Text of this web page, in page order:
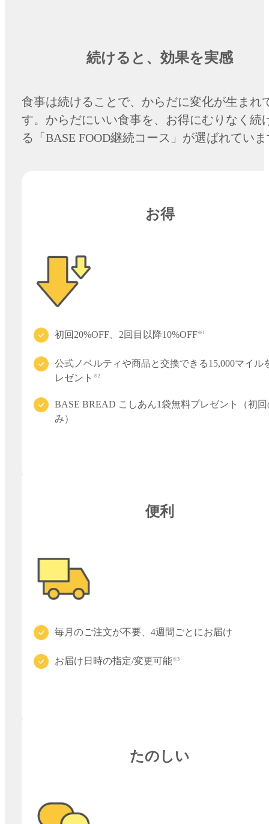
続けると、 効果を実感
食事は続けることで、からだに変化が生まれ
す。からだにいい食事を、お得にむりなく続
る「BASE FOOD継続コース」が選ばれてい
お得
初回20%OFF、2回目以降10%OFF※1
公式ノベルティや商品と交換できる15,000マイル
レゼント ※2
BASE BREAD こしあん1袋無料プレゼント（初回
み）
便利
毎月のご注文が不要、4週間ごとにお届け
お届け日時の指定/変更可能※3
たのしい